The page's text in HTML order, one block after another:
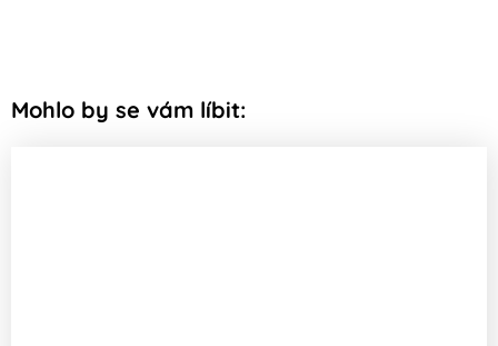
Mohlo by se vám líbit: